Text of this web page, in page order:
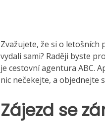
Zvažujete, že si o
vydali sami? Raději byste
je cestovní agentura ABC.
nic nečekejte, a objednejte
Zájezd se